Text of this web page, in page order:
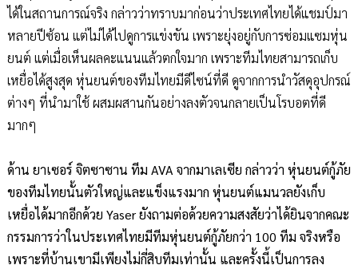
ได้ในสถานการณ์จริง กล่าวว่าทราบมาก่อนว่าประเทศไทยได้แชมป์มา
หลายปีซ้อน แต่ไม่ได้ไปดูการแข่งขัน เพราะยุ่งอยู่กับการซ่อมแซมหุ่น
ยนต์ แต่เมื่อเห็นผลคะแนนแล้วตกใจมาก เพราะทีมไทยสามารถเก็บ
เหยื่อได้สูงสุด หุ่นยนต์ของทีมไทยมีดีไซน์ที่ดี ดูจากการนำวัสดุอุปกรณ์
ต่างๆ ที่นำมาใช้ ผสมผสานกันอย่างลงตัวจนกลายเป็นโรบอตที่ดี
มากๆ
ด้าน ยาเซอร์ จิตซาซาน ทีม AVA จากมาเลเซีย กล่าวว่า หุ่นยนต์กู้ภัย
ของทีมไทยนั้นตัวใหญ่และแข็งแรงมาก หุ่นยนต์แมนวลยังเก็บ
เหยื่อได้มากอีกด้วย Yaser ยังถามต่อด้วยความสงสัยว่าได้ยินจากคณะ
กรรมการว่าในประเทศไทยมีทีมหุ่นยนต์กู้ภัยกว่า 100 ทีม จริงหรือ
เพราะที่บ้านเขามีเพียงไม่กี่สิบทีมเท่านั้น และครั้งนี้เป็นการลง